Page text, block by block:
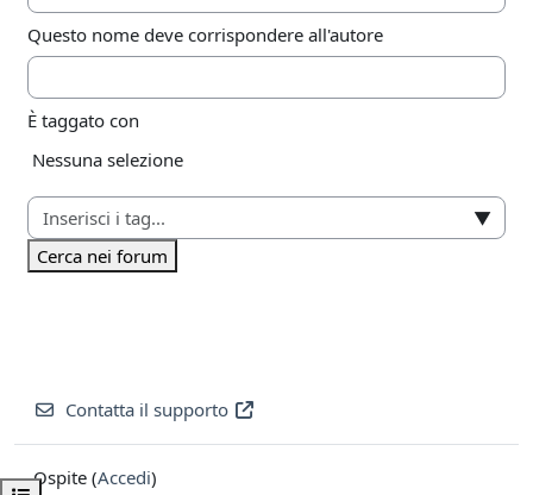
Questo nome deve corrispondere all'autore
È taggato con
Elementi selezionati:
Nessuna selezione
▼
Cerca nei forum
Contatta il supporto
Ospite (Accedi)